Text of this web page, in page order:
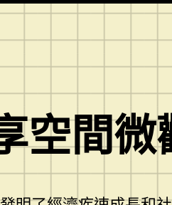
空間